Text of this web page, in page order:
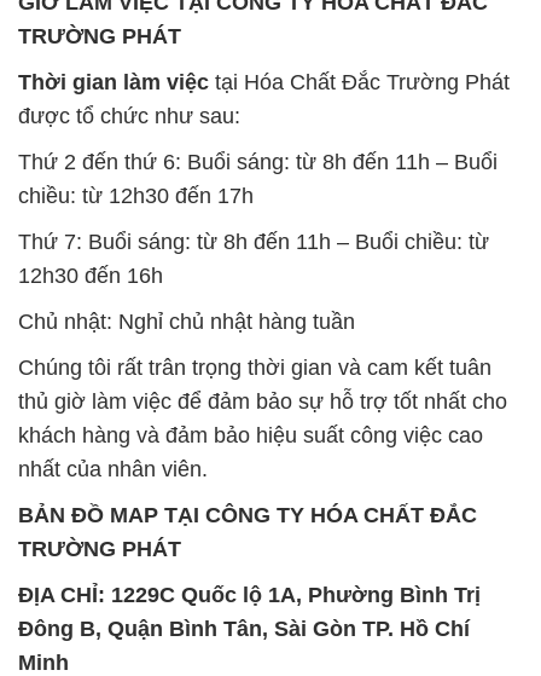
Thứ 2 đến thứ 6: Buổi sáng: từ 8h đến 11h – Buổi
chiều: từ 12h30 đến 17h
Thứ 7: Buổi sáng: từ 8h đến 11h – Buổi chiều: từ
12h30 đến 16h
Chủ nhật: Nghỉ chủ nhật hàng tuần
thủ giờ làm việc để đảm bảo sự hỗ trợ tốt nhất cho
khách hàng và đảm bảo hiệu suất công việc cao
nhất của nhân viên.
BẢN ĐỒ MAP TẠI CÔNG TY HÓA CHẤT ĐẮC
TRƯỜNG PHÁT
ĐỊA CHỈ: 1229C Quốc lộ 1A, Phường Bình Trị
Đông B, Quận Bình Tân, Sài Gòn TP. Hồ Chí
Minh